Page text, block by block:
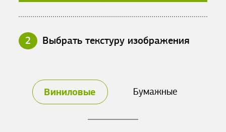
2 Выбрать текстуру изображения
Виниловые Бумажные